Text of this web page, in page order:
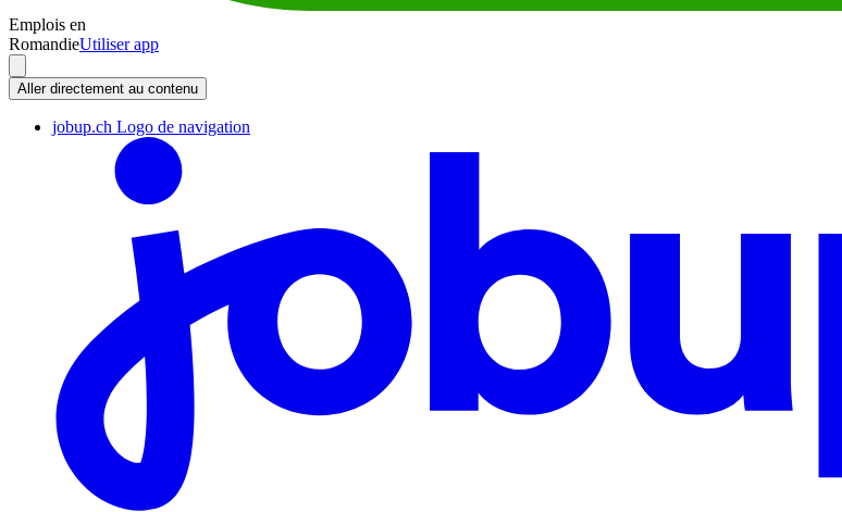
Emplois en
RomandieUtiliser app
Aller directement au contenu
jobup.ch Logo de navigation